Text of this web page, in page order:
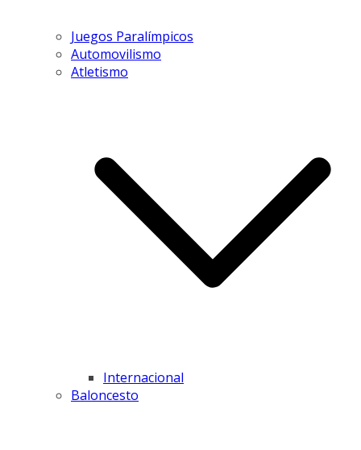
Juegos Paralímpicos
Automovilismo
Atletismo
Internacional
Baloncesto